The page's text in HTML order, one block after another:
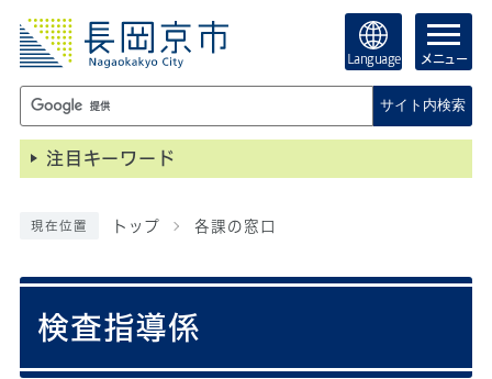
Language メニュー
サイト内検索
注目キーワード
現在位置 トップ 各課の窓口
検査指導係